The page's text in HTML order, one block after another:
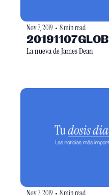
Nov 7, 2019 • 8 min read
20191107GLOB
La nueva de James Dean
Nov 7, 2019 8 min read